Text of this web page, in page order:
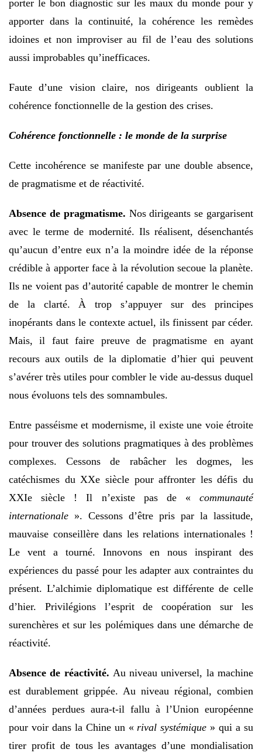
porter le bon diagnostic sur les maux du monde pour y
apporter dans la continuité, la cohérence les remèdes
idoines et non improviser au fil de l’eau des solutions
aussi improbables qu’inefficaces.
Faute d’une vision claire, nos dirigeants oublient la
cohérence fonctionnelle de la gestion des crises.
Cohérence fonctionnelle : le monde de la surprise
Cette incohérence se manifeste par une double absence,
de pragmatisme et de réactivité.
Absence de pragmatisme. Nos dirigeants se gargarisent
avec le terme de modernité. Ils réalisent, désenchantés
qu’aucun d’entre eux n’a la moindre idée de la réponse
crédible à apporter face à la révolution secoue la planète.
Ils ne voient pas d’autorité capable de montrer le chemin
de la clarté. À trop s’appuyer sur des principes
inopérants dans le contexte actuel, ils finissent par céder.
Mais, il faut faire preuve de pragmatisme en ayant
recours aux outils de la diplomatie d’hier qui peuvent
s’avérer très utiles pour combler le vide au-dessus duquel
nous évoluons tels des somnambules.
Entre passéisme et modernisme, il existe une voie étroite
pour trouver des solutions pragmatiques à des problèmes
complexes. Cessons de rabâcher les dogmes, les
catéchismes du XXe siècle pour affronter les défis du
XXIe siècle ! Il n’existe pas de « communauté
internationale ». Cessons d’être pris par la lassitude,
mauvaise conseillère dans les relations internationales !
Le vent a tourné. Innovons en nous inspirant des
expériences du passé pour les adapter aux contraintes du
présent. L’alchimie diplomatique est différente de celle
d’hier. Privilégions l’esprit de coopération sur les
surenchères et sur les polémiques dans une démarche de
réactivité.
Absence de réactivité. Au niveau universel, la machine
est durablement grippée. Au niveau régional, combien
d’années perdues aura-t-il fallu à l’Union européenne
pour voir dans la Chine un « rival systémique » qui a su
tirer profit de tous les avantages d’une mondialisation